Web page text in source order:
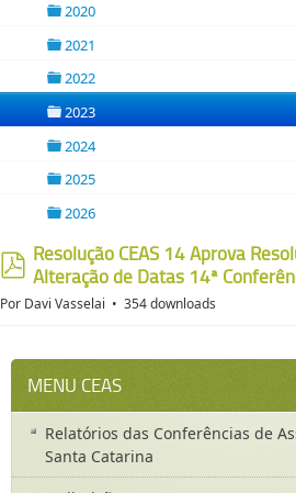
2020
2021
folder
2022
folder
2023
2024
2025
2026
pdf
Resolução CEAS 14 Aprova
Alteração de Datas 14ª
Por Davi Vasselai 354 downloads
MENU CEAS
Relatórios das Conferências de
Santa Catarina